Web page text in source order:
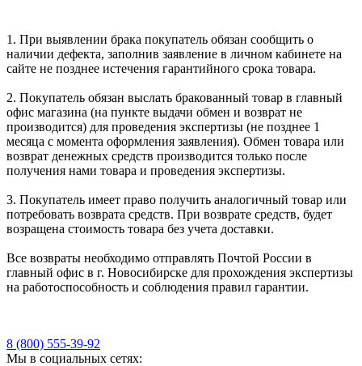
1. При выявлении брака покупатель обязан сообщить о
наличии дефекта, заполнив заявление в личном кабинете на
сайте не позднее истечения гарантийного срока товара.
2. Покупатель обязан выслать бракованный товар в главный
офис магазина (на пункте выдачи обмен и возврат не
производится) для проведения экспертизы (не позднее 1
месяца с момента оформления заявления). Обмен товара или
возврат денежных средств производится только после
получения нами товара и проведения экспертизы.
3. Покупатель имеет право получить аналогичный товар или
потребовать возврата средств. При возврате средств, будет
возращена стоимость товара без учета доставки.
Все возвраты необходимо отправлять Почтой России в
главный офис в г. Новосибирске для прохождения экспертизы
на работоспособность и соблюдения правил гарантии.
8 (800) 555-39-92
Мы в социальных сетях: